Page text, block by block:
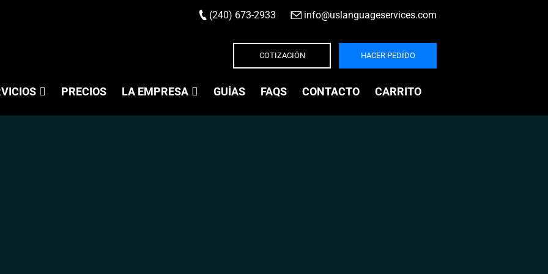
(240) 673-2933 info@uslanguageservices.com
COTIZACIÓN HACER PEDIDO
PRECIOS LA EMPRESA GUÍAS FAQS CONTACTO CARRITO